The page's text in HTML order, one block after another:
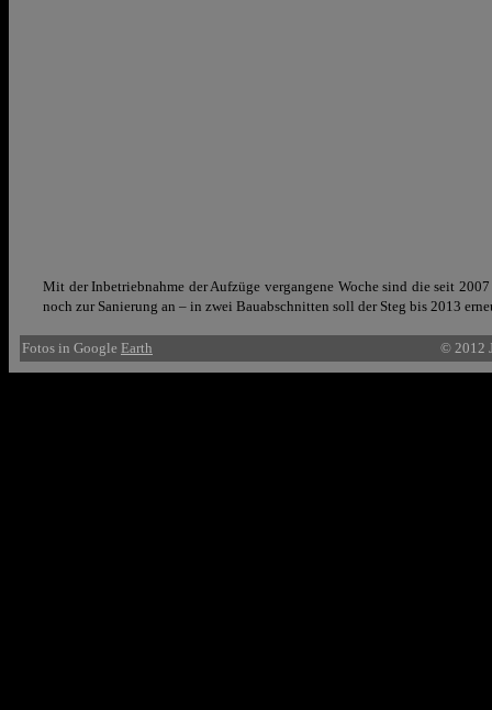
Mit der Inbetriebnahme der Aufzüge vergangene Woche sind die seit
noch zur Sanierung an – in zwei Bauabschnitten soll der Steg bis 2013
Fotos in Google Earth © 2012